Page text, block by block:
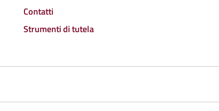
Contatti
Strumenti di tutela